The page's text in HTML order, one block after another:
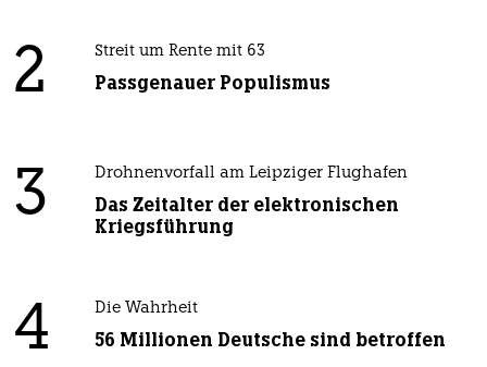
2 Streit um Rente mit 63
Passgenauer Populismus
3 Drohnenvorfall am Leipziger Flughafen
Das Zeitalter der elektronischen
Kriegsführung
4 Die Wahrheit
56 Millionen Deutsche sind betroffen